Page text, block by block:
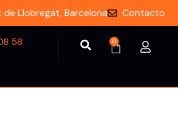
Llobregat, Barcelona Contacto
58
0